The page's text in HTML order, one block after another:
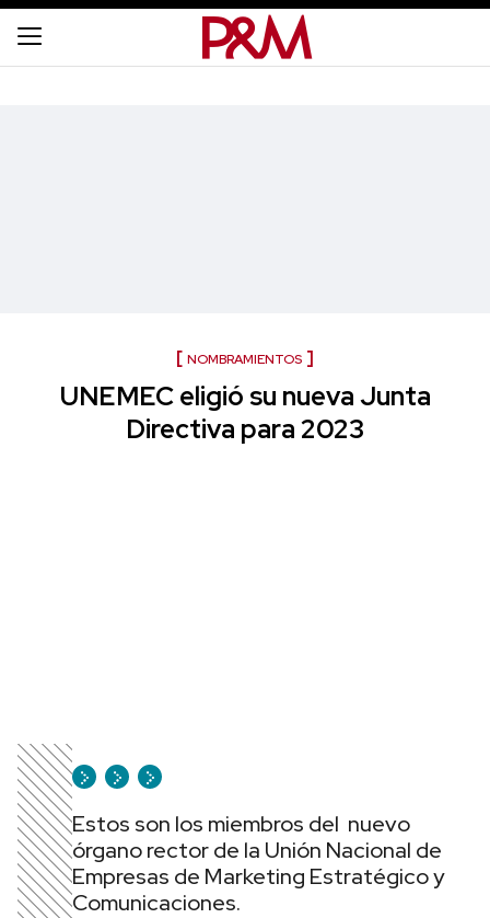
NOMBRAMIENTOS
UNEMEC eligió su nueva Junta
Directiva para 2023
Estos son los miembros del nuevo
órgano rector de la Unión Nacional de
Empresas de Marketing Estratégico y
Comunicaciones.